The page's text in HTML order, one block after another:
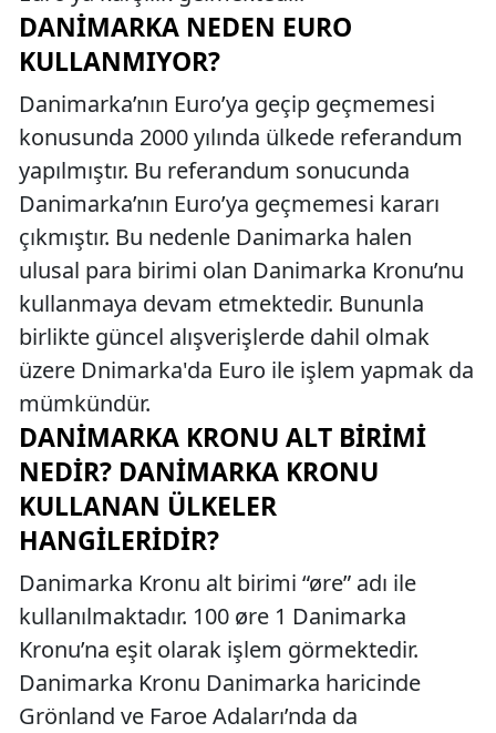
DANIMARKA NEDEN EURO
KULLANMIYOR?
Danimarka’nın Euro’ya geçip geçmemesi
konusunda 2000 yılında ülkede referandum
yapılmıştır. Bu referandum sonucunda
Danimarka’nın Euro’ya geçmemesi kararı
çıkmıştır. Bu nedenle Danimarka halen
ulusal para birimi olan Danimarka Kronu’nu
kullanmaya devam etmektedir. Bununla
birlikte güncel alışverişlerde dahil olmak
üzere Dnimarka'da Euro ile işlem yapmak da
mümkündür.
DANIMARKA KRONU ALT BIRIMI
NEDIR? DANIMARKA KRONU
KULLANAN ÜLKELER
HANGILERIDIR?
Danimarka Kronu alt birimi “øre” adı ile
kullanılmaktadır. 100 øre 1 Danimarka
Kronu’na eşit olarak işlem görmektedir.
Danimarka Kronu Danimarka haricinde
Grönland ve Faroe Adaları’nda da